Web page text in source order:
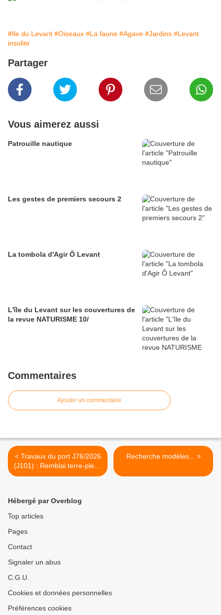
#Ile du Levant #Oiseaux #La faune #Agave #Jardins #Levant
insolite
Partager
Vous aimerez aussi
Patrouille nautique
Les gestes de premiers secours 2
La tombola d'Agir Ô Levant
L'île du Levant sur les couvertures de
la revue NATURISME 10/
Commentaires
Ajouter un commentaire
< Travaux du port J76/2026
(J101) : Remblai terre-plein,
drainage, balise duc d'Albe
Recherche modèles... >
Hébergé par Overblog
Top articles
Pages
Contact
Signaler un abus
C.G.U.
Cookies et données personnelles
Préférences cookies